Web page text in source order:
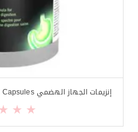
إنزيمات الجهاز الهضمي Innovite Digestive Enzymes 90 Capsules